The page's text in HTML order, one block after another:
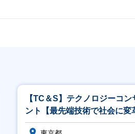
【TC＆S】テクノロジーコン
ント【最先端技術で社会に変
こすITコンサル】<244>